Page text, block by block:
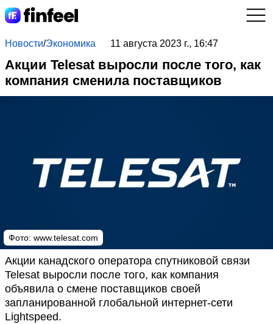
Новости/Экономика 11 августа 2023 г., 16:47
Акции Telesat выросли после того, как
компания сменила поставщиков
Фото: www.telesat.com
Акции канадского оператора спутниковой связи
Telesat выросли после того, как компания
объявила о смене поставщиков своей
запланированной глобальной интернет-сети
Lightspeed.